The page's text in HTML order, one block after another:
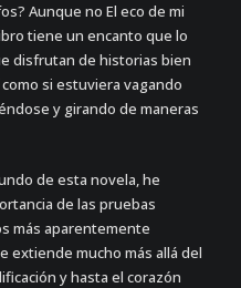
Aunque no El eco de mi
tiene un encanto que lo
disfrutan de historias bien
si estuviera vagando
y girando de maneras
de esta novela, he
de las pruebas
más aparentemente
extiende mucho más allá del
y hasta el corazón